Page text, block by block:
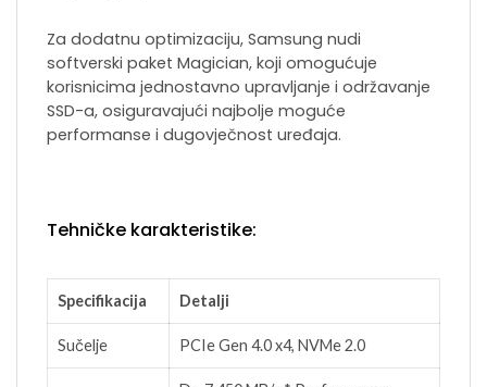
Za dodatnu optimizaciju, Samsung nudi
softverski paket Magician, koji omogućuje
korisnicima jednostavno upravljanje i održavanje
SSD-a, osiguravajući najbolje moguće
performanse i dugovječnost uređaja.
Tehničke karakteristike:
Specifikacija Detalji
Sučelje PCIe Gen 4.0 x4, NVMe 2.0